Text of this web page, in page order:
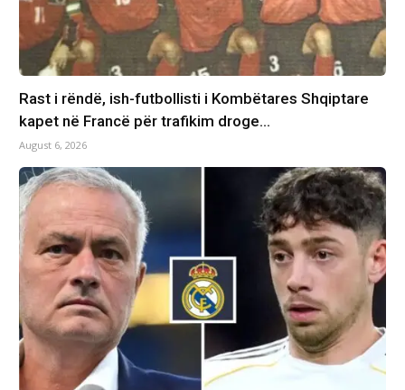
Rast i rëndë, ish-futbollisti i Kombëtares Shqiptare
kapet në Francë për trafikim droge…
August 6, 2026